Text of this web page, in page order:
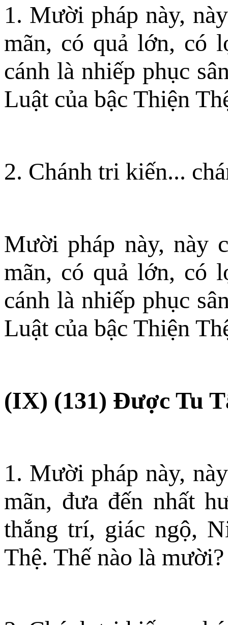
1. Mười pháp này,
mãn, có quả lớn, có
cánh là nhiếp phục
Luật của bậc Thiện
2. Chánh tri kiến...
Mười pháp này, này
mãn, có quả lớn, có
cánh là nhiếp phục
Luật của bậc Thiện
(IX) (131) Ðược Tu
1. Mười pháp này,
mãn, đưa đến nhất
thắng trí, giác ngộ,
Thệ. Thế nào là mười?